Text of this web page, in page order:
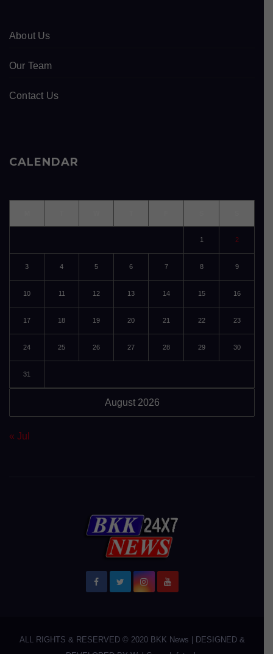
About Us
Our Team
Contact Us
CALENDAR
August 2026
1 2
3 4 5 6 7 8 9
10 11 12 13 14 15 16
17 18 19 20 21 22 23
24 25 26 27 28 29 30
31
« Jul
ALL RIGHTS & RESERVED © 2020 BKK News | DESIGNED &